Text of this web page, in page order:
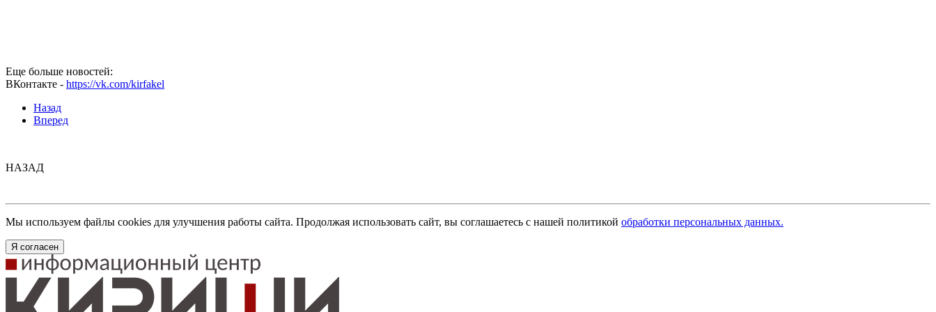
Еще больше новостей:
ВКонтакте - https://vk.com/kirfakel
Назад
Вперед
НАЗАД
Мы используем файлы cookies для улучшения работы сайта. Продолжая использовать сайт, вы соглашаетесь с нашей политикой обработки персональных данных.
Я согласен